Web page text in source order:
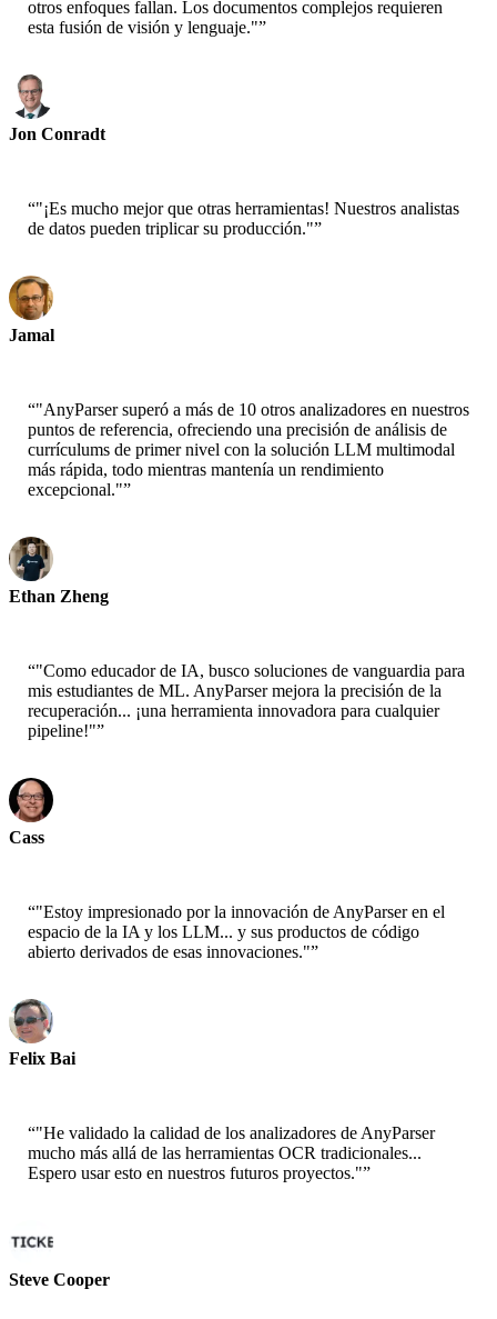
otros enfoques fallan. Los documentos complejos requieren
esta fusión de visión y lenguaje."”
Jon Conradt
“"¡Es mucho mejor que otras herramientas! Nuestros analistas
de datos pueden triplicar su producción."”
Jamal
“"AnyParser superó a más de 10 otros analizadores en nuestros
puntos de referencia, ofreciendo una precisión de análisis de
currículums de primer nivel con la solución LLM multimodal
más rápida, todo mientras mantenía un rendimiento
excepcional."”
Ethan Zheng
“"Como educador de IA, busco soluciones de vanguardia para
mis estudiantes de ML. AnyParser mejora la precisión de la
recuperación... ¡una herramienta innovadora para cualquier
pipeline!"”
Cass
“"Estoy impresionado por la innovación de AnyParser en el
espacio de la IA y los LLM... y sus productos de código
abierto derivados de esas innovaciones."”
Felix Bai
“"He validado la calidad de los analizadores de AnyParser
mucho más allá de las herramientas OCR tradicionales...
Espero usar esto en nuestros futuros proyectos."”
Steve Cooper